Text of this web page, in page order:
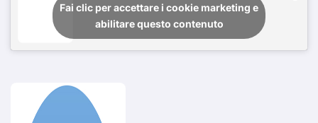
Fai clic per accettare i cookie marketing e
abilitare questo contenuto